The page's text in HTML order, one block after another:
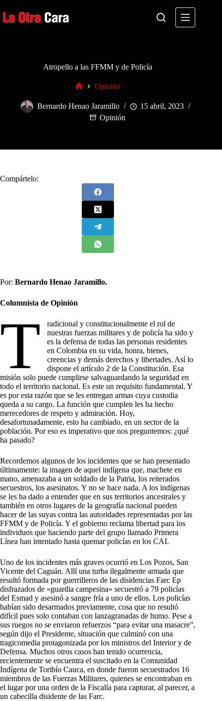
al
contenido
Atropello a las FFMM y de Policía
Opinión
Bernardo Henao Jaramillo
15 abril, 2023
Opinión
Compártelo:
Por: Bernardo Henao Jaramillo.
Columnista de Opinión
T
radicional y constitucionalmente el rol de
nuestras fuerzas militares y de policía ha sido y
es la defensa de todas las personas residentes
en Colombia en su vida, honra, bienes,
creencias y demás derechos y libertades. Así lo
dispone el artículo 2 de la Constitución. Esa
misión solo puede cumplirse salvaguardando la seguridad en
todo el territorio nacional. Es este un requisito fundamental. Y
es por esta razón que se les entregan armas cuya custodia
queda a su cargo. La función que cumplen les ha hecho
merecedores de respeto y admiración. Hoy,
desafortunadamente, esto ha cambiado, en un sector de la
población. Por eso es imperativo que nos preguntemos: ¿qué
ha pasado?
Recordemos algunos de los incidentes que se han presentado
últimamente: la imagen de aquel indígena que, machete en
mano, amenazaba a un soldado de la Patria, los reiterados
secuestros, los asesinatos. Y no se hace nada. A los indígenas
se les ha dado a entender que en sus territorios ancestrales y
también en otros lugares de la geografía nacional pueden
hacer de las suyas contra las autoridades representadas por las
FFMM y de Policía. Y el gobierno reclama libertad para los
individuos que haciendo parte del grupo llamado Primera
Línea han intentado hasta quemar policías en los CAI.
Uno de los incidentes más graves ocurrió en Los Pozos, San
Vicente del Caguán. Allí una turba ilegalmente armada que
resultó formada por guerrilleros de las disidencias Farc Ep
disfrazados de «guardia campesina» secuestró a 79 policías
del Esmad y asesinó a sangre fría a uno de ellos. Los policías
habían sido desarmados previamente, cosa que no resultó
difícil pues solo contaban con lanzagranadas de humo. Pese a
sus ruegos no se enviaron refuerzos “para evitar una masacre”,
según dijo el Presidente, situación que culminó con una
tragicomedia protagonizada por los ministros del Interior y de
Defensa. Muchos otros casos han tenido ocurrencia,
recientemente se encuentra el suscitado en la Comunidad
Indígena de Toribío Cauca, en donde fueron secuestrados 16
miembros de las Fuerzas Militares, quienes se encontraban en
el lugar por una orden de la Fiscalía para capturar, al parecer, a
un cabecilla disidente de las Farc.